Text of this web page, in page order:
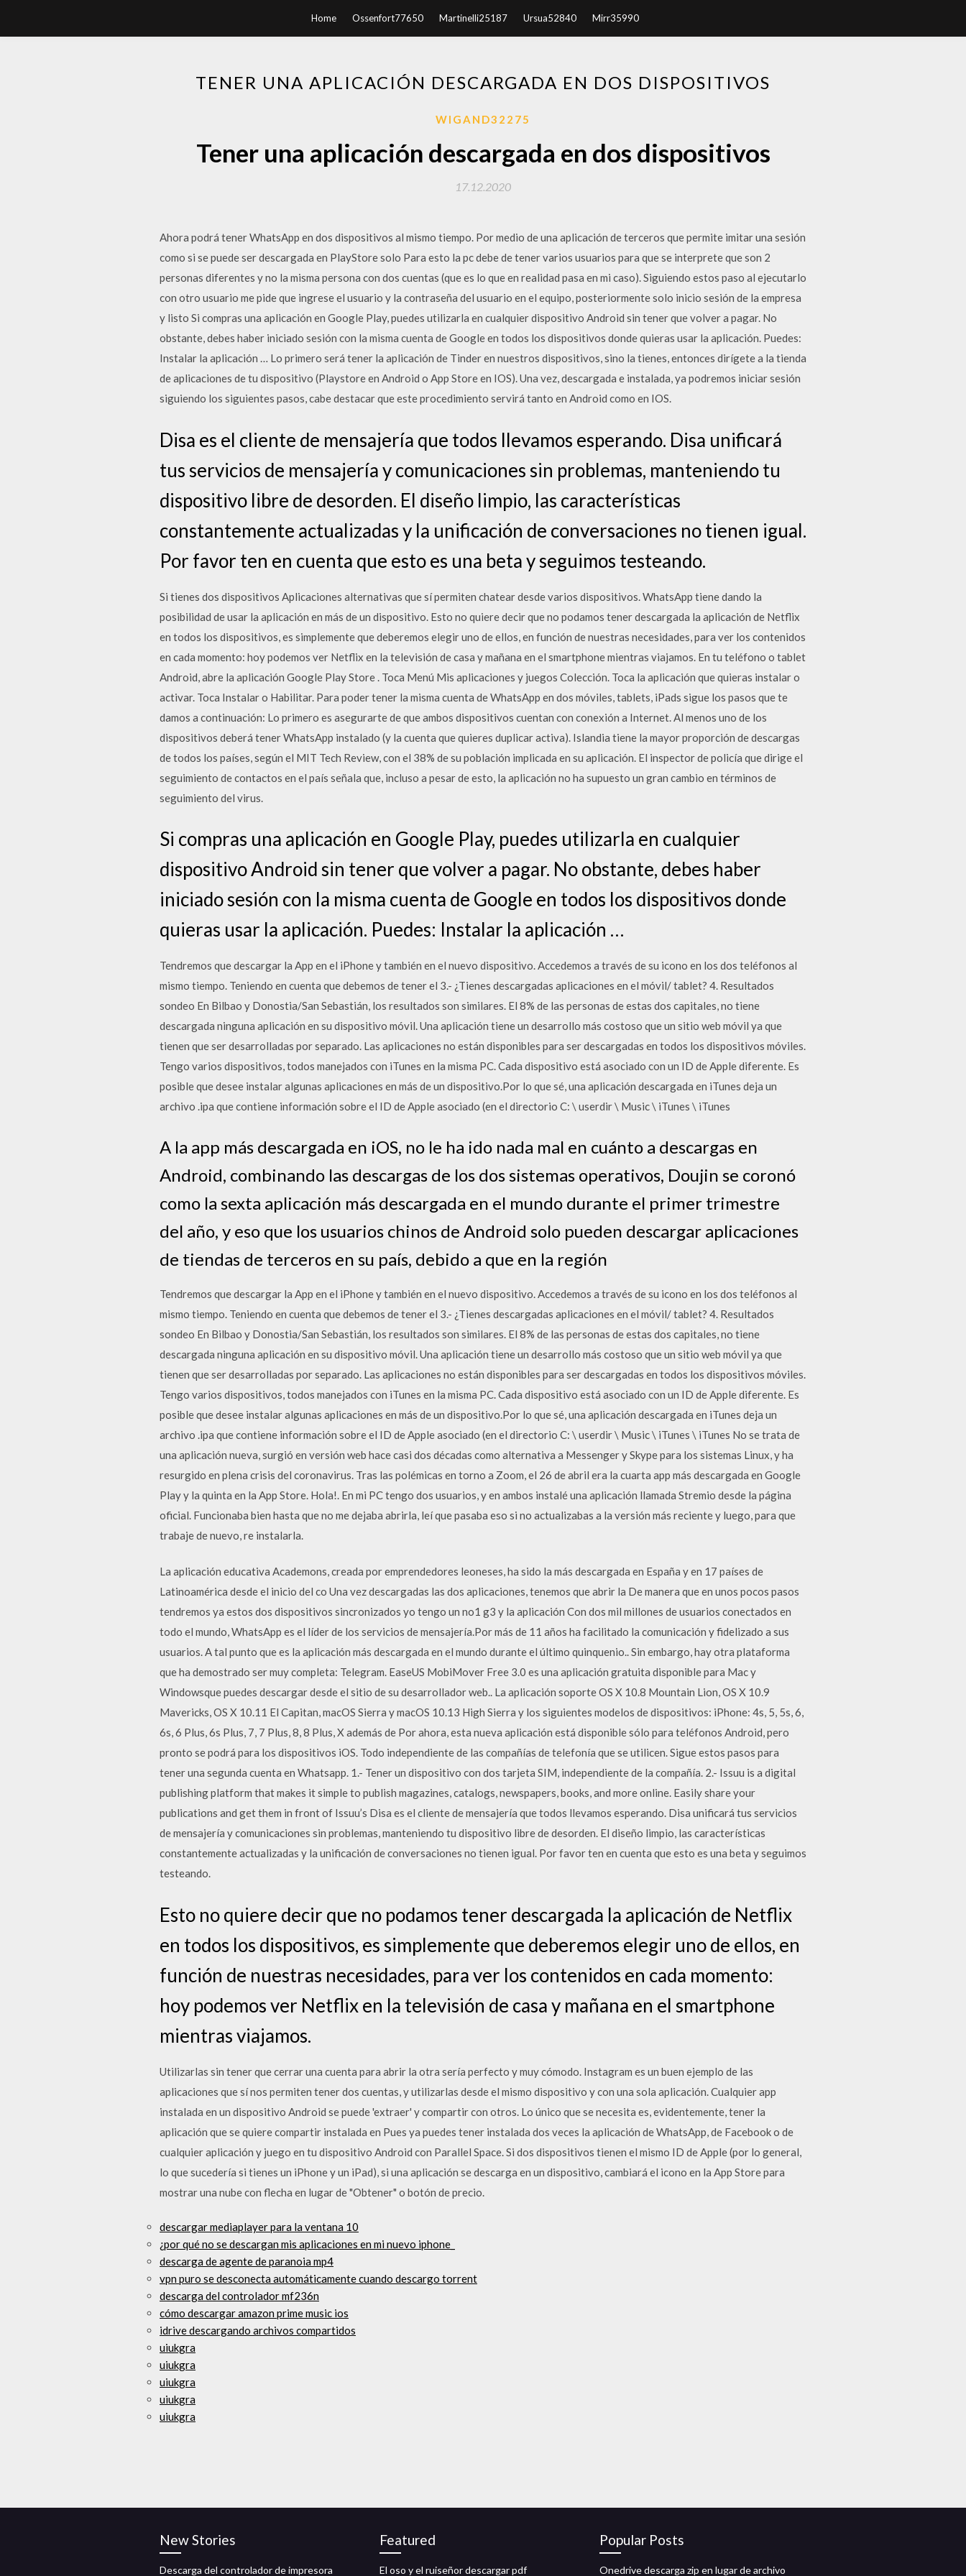
Home Ossenfort77650 Martinelli25187 Ursua52840 Mirr35990
TENER UNA APLICACIÓN DESCARGADA EN DOS DISPOSITIVOS
WIGAND32275
Tener una aplicación descargada en dos dispositivos
17.12.2020
Ahora podrá tener WhatsApp en dos dispositivos al mismo tiempo. Por medio de una aplicación de terceros que permite imitar una sesión
como si se puede ser descargada en PlayStore solo Para esto la pc debe de tener varios usuarios para que se interprete que son 2
personas diferentes y no la misma persona con dos cuentas (que es lo que en realidad pasa en mi caso). Siguiendo estos paso al ejecutarlo
con otro usuario me pide que ingrese el usuario y la contraseña del usuario en el equipo, posteriormente solo inicio sesión de la empresa
y listo Si compras una aplicación en Google Play, puedes utilizarla en cualquier dispositivo Android sin tener que volver a pagar. No
obstante, debes haber iniciado sesión con la misma cuenta de Google en todos los dispositivos donde quieras usar la aplicación. Puedes:
Instalar la aplicación … Lo primero será tener la aplicación de Tinder en nuestros dispositivos, sino la tienes, entonces dirígete a la tienda
de aplicaciones de tu dispositivo (Playstore en Android o App Store en IOS). Una vez, descargada e instalada, ya podremos iniciar sesión
siguiendo los siguientes pasos, cabe destacar que este procedimiento servirá tanto en Android como en IOS.
Disa es el cliente de mensajería que todos llevamos esperando. Disa unificará
tus servicios de mensajería y comunicaciones sin problemas, manteniendo tu
dispositivo libre de desorden. El diseño limpio, las características
constantemente actualizadas y la unificación de conversaciones no tienen igual.
Por favor ten en cuenta que esto es una beta y seguimos testeando.
Si tienes dos dispositivos Aplicaciones alternativas que sí permiten chatear desde varios dispositivos. WhatsApp tiene dando la
posibilidad de usar la aplicación en más de un dispositivo. Esto no quiere decir que no podamos tener descargada la aplicación de Netflix
en todos los dispositivos, es simplemente que deberemos elegir uno de ellos, en función de nuestras necesidades, para ver los contenidos
en cada momento: hoy podemos ver Netflix en la televisión de casa y mañana en el smartphone mientras viajamos. En tu teléfono o tablet
Android, abre la aplicación Google Play Store . Toca Menú Mis aplicaciones y juegos Colección. Toca la aplicación que quieras instalar o
activar. Toca Instalar o Habilitar. Para poder tener la misma cuenta de WhatsApp en dos móviles, tablets, iPads sigue los pasos que te
damos a continuación: Lo primero es asegurarte de que ambos dispositivos cuentan con conexión a Internet. Al menos uno de los
dispositivos deberá tener WhatsApp instalado (y la cuenta que quieres duplicar activa). Islandia tiene la mayor proporción de descargas
de todos los países, según el MIT Tech Review, con el 38% de su población implicada en su aplicación. El inspector de policía que dirige el
seguimiento de contactos en el país señala que, incluso a pesar de esto, la aplicación no ha supuesto un gran cambio en términos de
seguimiento del virus.
Si compras una aplicación en Google Play, puedes utilizarla en cualquier
dispositivo Android sin tener que volver a pagar. No obstante, debes haber
iniciado sesión con la misma cuenta de Google en todos los dispositivos donde
quieras usar la aplicación. Puedes: Instalar la aplicación …
Tendremos que descargar la App en el iPhone y también en el nuevo dispositivo. Accedemos a través de su icono en los dos teléfonos al
mismo tiempo. Teniendo en cuenta que debemos de tener el 3.- ¿Tienes descargadas aplicaciones en el móvil/ tablet? 4. Resultados
sondeo En Bilbao y Donostia/San Sebastián, los resultados son similares. El 8% de las personas de estas dos capitales, no tiene
descargada ninguna aplicación en su dispositivo móvil. Una aplicación tiene un desarrollo más costoso que un sitio web móvil ya que
tienen que ser desarrolladas por separado. Las aplicaciones no están disponibles para ser descargadas en todos los dispositivos móviles.
Tengo varios dispositivos, todos manejados con iTunes en la misma PC. Cada dispositivo está asociado con un ID de Apple diferente. Es
posible que desee instalar algunas aplicaciones en más de un dispositivo.Por lo que sé, una aplicación descargada en iTunes deja un
archivo .ipa que contiene información sobre el ID de Apple asociado (en el directorio C: \ userdir \ Music \ iTunes \ iTunes
A la app más descargada en iOS, no le ha ido nada mal en cuánto a descargas en
Android, combinando las descargas de los dos sistemas operativos, Doujin se coronó
como la sexta aplicación más descargada en el mundo durante el primer trimestre
del año, y eso que los usuarios chinos de Android solo pueden descargar aplicaciones
de tiendas de terceros en su país, debido a que en la región
Tendremos que descargar la App en el iPhone y también en el nuevo dispositivo. Accedemos a través de su icono en los dos teléfonos al
mismo tiempo. Teniendo en cuenta que debemos de tener el 3.- ¿Tienes descargadas aplicaciones en el móvil/ tablet? 4. Resultados
sondeo En Bilbao y Donostia/San Sebastián, los resultados son similares. El 8% de las personas de estas dos capitales, no tiene
descargada ninguna aplicación en su dispositivo móvil. Una aplicación tiene un desarrollo más costoso que un sitio web móvil ya que
tienen que ser desarrolladas por separado. Las aplicaciones no están disponibles para ser descargadas en todos los dispositivos móviles.
Tengo varios dispositivos, todos manejados con iTunes en la misma PC. Cada dispositivo está asociado con un ID de Apple diferente. Es
posible que desee instalar algunas aplicaciones en más de un dispositivo.Por lo que sé, una aplicación descargada en iTunes deja un
archivo .ipa que contiene información sobre el ID de Apple asociado (en el directorio C: \ userdir \ Music \ iTunes \ iTunes No se trata de
una aplicación nueva, surgió en versión web hace casi dos décadas como alternativa a Messenger y Skype para los sistemas Linux, y ha
resurgido en plena crisis del coronavirus. Tras las polémicas en torno a Zoom, el 26 de abril era la cuarta app más descargada en Google
Play y la quinta en la App Store. Hola!. En mi PC tengo dos usuarios, y en ambos instalé una aplicación llamada Stremio desde la página
oficial. Funcionaba bien hasta que no me dejaba abrirla, leí que pasaba eso si no actualizabas a la versión más reciente y luego, para que
trabaje de nuevo, re instalarla.
La aplicación educativa Academons, creada por emprendedores leoneses, ha sido la más descargada en España y en 17 países de
Latinoamérica desde el inicio del co Una vez descargadas las dos aplicaciones, tenemos que abrir la De manera que en unos pocos pasos
tendremos ya estos dos dispositivos sincronizados yo tengo un no1 g3 y la aplicación Con dos mil millones de usuarios conectados en
todo el mundo, WhatsApp es el líder de los servicios de mensajería.Por más de 11 años ha facilitado la comunicación y fidelizado a sus
usuarios. A tal punto que es la aplicación más descargada en el mundo durante el último quinquenio.. Sin embargo, hay otra plataforma
que ha demostrado ser muy completa: Telegram. EaseUS MobiMover Free 3.0 es una aplicación gratuita disponible para Mac y
Windowsque puedes descargar desde el sitio de su desarrollador web.. La aplicación soporte OS X 10.8 Mountain Lion, OS X 10.9
Mavericks, OS X 10.11 El Capitan, macOS Sierra y macOS 10.13 High Sierra y los siguientes modelos de dispositivos: iPhone: 4s, 5, 5s, 6,
6s, 6 Plus, 6s Plus, 7, 7 Plus, 8, 8 Plus, X además de Por ahora, esta nueva aplicación está disponible sólo para teléfonos Android, pero
pronto se podrá para los dispositivos iOS. Todo independiente de las compañías de telefonía que se utilicen. Sigue estos pasos para
tener una segunda cuenta en Whatsapp. 1.- Tener un dispositivo con dos tarjeta SIM, independiente de la compañía. 2.- Issuu is a digital
publishing platform that makes it simple to publish magazines, catalogs, newspapers, books, and more online. Easily share your
publications and get them in front of Issuu’s Disa es el cliente de mensajería que todos llevamos esperando. Disa unificará tus servicios
de mensajería y comunicaciones sin problemas, manteniendo tu dispositivo libre de desorden. El diseño limpio, las características
constantemente actualizadas y la unificación de conversaciones no tienen igual. Por favor ten en cuenta que esto es una beta y seguimos
testeando.
Esto no quiere decir que no podamos tener descargada la aplicación de Netflix
en todos los dispositivos, es simplemente que deberemos elegir uno de ellos, en
función de nuestras necesidades, para ver los contenidos en cada momento:
hoy podemos ver Netflix en la televisión de casa y mañana en el smartphone
mientras viajamos.
Utilizarlas sin tener que cerrar una cuenta para abrir la otra sería perfecto y muy cómodo. Instagram es un buen ejemplo de las
aplicaciones que sí nos permiten tener dos cuentas, y utilizarlas desde el mismo dispositivo y con una sola aplicación. Cualquier app
instalada en un dispositivo Android se puede 'extraer' y compartir con otros. Lo único que se necesita es, evidentemente, tener la
aplicación que se quiere compartir instalada en Pues ya puedes tener instalada dos veces la aplicación de WhatsApp, de Facebook o de
cualquier aplicación y juego en tu dispositivo Android con Parallel Space. Si dos dispositivos tienen el mismo ID de Apple (por lo general,
lo que sucedería si tienes un iPhone y un iPad), si una aplicación se descarga en un dispositivo, cambiará el icono en la App Store para
mostrar una nube con flecha en lugar de "Obtener" o botón de precio.
descargar mediaplayer para la ventana 10
¿por qué no se descargan mis aplicaciones en mi nuevo iphone_
descarga de agente de paranoia mp4
vpn puro se desconecta automáticamente cuando descargo torrent
descarga del controlador mf236n
cómo descargar amazon prime music ios
idrive descargando archivos compartidos
uiukgra
uiukgra
uiukgra
uiukgra
uiukgra
New Stories
Descarga del controlador de impresora
Featured
El oso y el ruiseñor descargar pdf
Popular Posts
Onedrive descarga zip en lugar de archivo